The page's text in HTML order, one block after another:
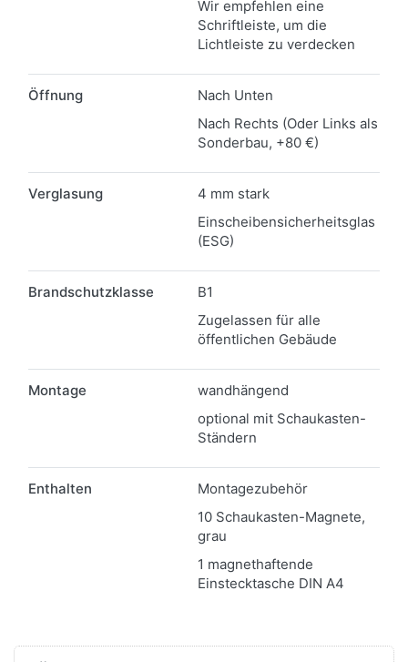
Wir empfehlen eine
Schriftleiste, um die
Lichtleiste zu verdecken
Öffnung
Nach Unten
Nach Rechts (Oder Links als
Sonderbau, +80 €)
Verglasung
4 mm stark
Einscheibensicherheitsglas
(ESG)
Brandschutzklasse
B1
Zugelassen für alle
öffentlichen Gebäude
Montage
wandhängend
optional mit Schaukasten-
Ständern
Enthalten
Montagezubehör
10 Schaukasten-Magnete,
grau
1 magnethaftende
Einstecktasche DIN A4